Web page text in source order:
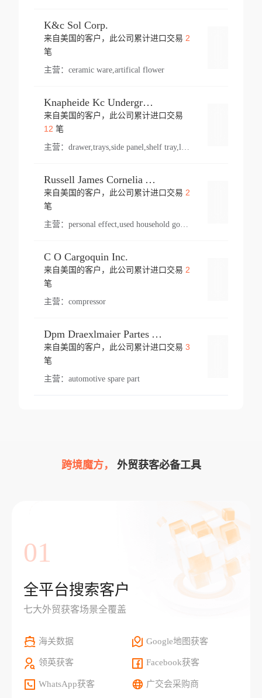
K&c Sol Corp.
来自美国的客户，此公司累计进口交易 2
笔
主营： ceramic ware,artifical flower
Knapheide Kc Underground
来自美国的客户，此公司累计进口交易
12 笔
主营：
Russell James Cornelia Arlington Va
来自美国的客户，此公司累计进口交易 2
笔
主营： personal effect,used household goods
C O Cargoquin Inc.
来自美国的客户，此公司累计进口交易 2
笔
主营： compressor
Dpm Draexlmaier Partes Automotrices Corr Ind Huejotzingo
来自美国的客户，此公司累计进口交易 3
笔
主营： automotive spare part
跨境魔方， 外贸获客必备工具
01
全平台搜索客户
七大外贸获客场景全覆盖
海关数据 Google地图获客
领英获客 Facebook获客
WhatsApp获客 广交会采购商